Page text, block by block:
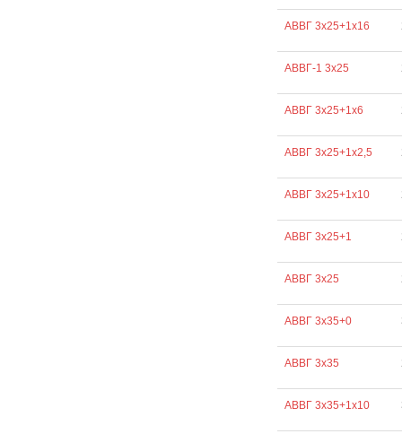
АВВГ 3х25+1х16
АВВГ-1 3х25
АВВГ 3х25+1х6
АВВГ 3х25+1х2,5
АВВГ 3х25+1х10
АВВГ 3х25+1
АВВГ 3х25
АВВГ 3х35+0
АВВГ 3х35
АВВГ 3х35+1х10